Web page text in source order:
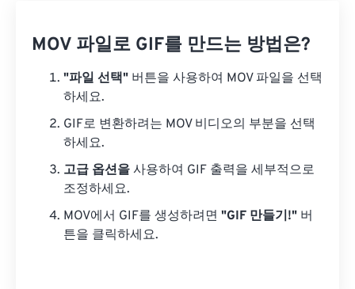
MOV 파일로 GIF를 만드는 방법은?
"파일 선택" 버튼을 사용하여 MOV 파일을 선택
하세요.
GIF로 변환하려는 MOV 비디오의 부분을 선택
하세요.
고급 옵션을 사용하여 GIF 출력을 세부적으로
조정하세요.
MOV에서 GIF를 생성하려면 "GIF 만들기!" 버
튼을 클릭하세요.